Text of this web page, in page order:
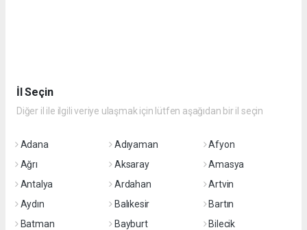
İl Seçin
Diğer il ile ilgili veriye ulaşmak için lütfen aşağıdan bir il seçin
Adana Adıyaman
Afyon
Ağrı
Aksaray
Amasya
Antalya
Ardahan
Artvin
Aydın
Balıkesir
Bartın
Batman
Bayburt
Bilecik